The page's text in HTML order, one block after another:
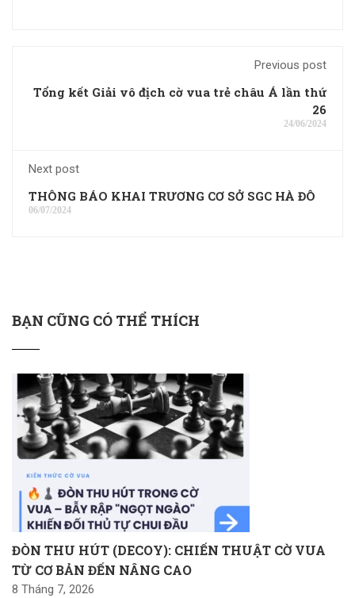
Previous post
Tổng kết Giải vô địch cờ vua trẻ châu Á lần thứ
26
24/06/2024
Next post
THÔNG BÁO KHAI TRƯƠNG CƠ SỞ SGC HÀ ĐÔ
06/07/2024
BẠN CŨNG CÓ THỂ THÍCH
ĐÒN THU HÚT (DECOY): CHIẾN THUẬT CỜ VUA
TỪ CƠ BẢN ĐẾN NÂNG CAO
8 Tháng 7, 2026